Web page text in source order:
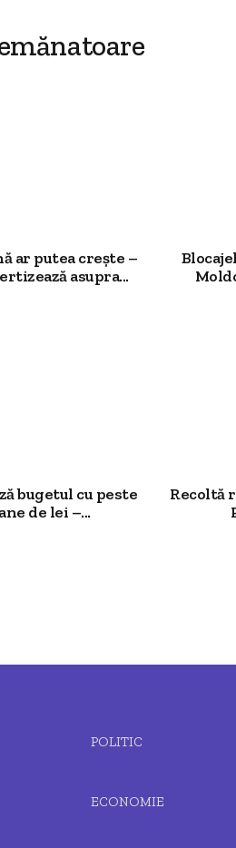
ar putea crește –
asupra...
bugetul cu peste
de lei –...
Recoltă
POLITIC
ECONOMIE